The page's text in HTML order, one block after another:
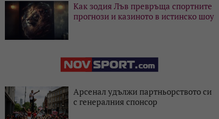
Как зодия Лъв превръща спортните
прогнози и казиното в истинско шоу
Арсенал удължи партньорството си
с генералния спонсор